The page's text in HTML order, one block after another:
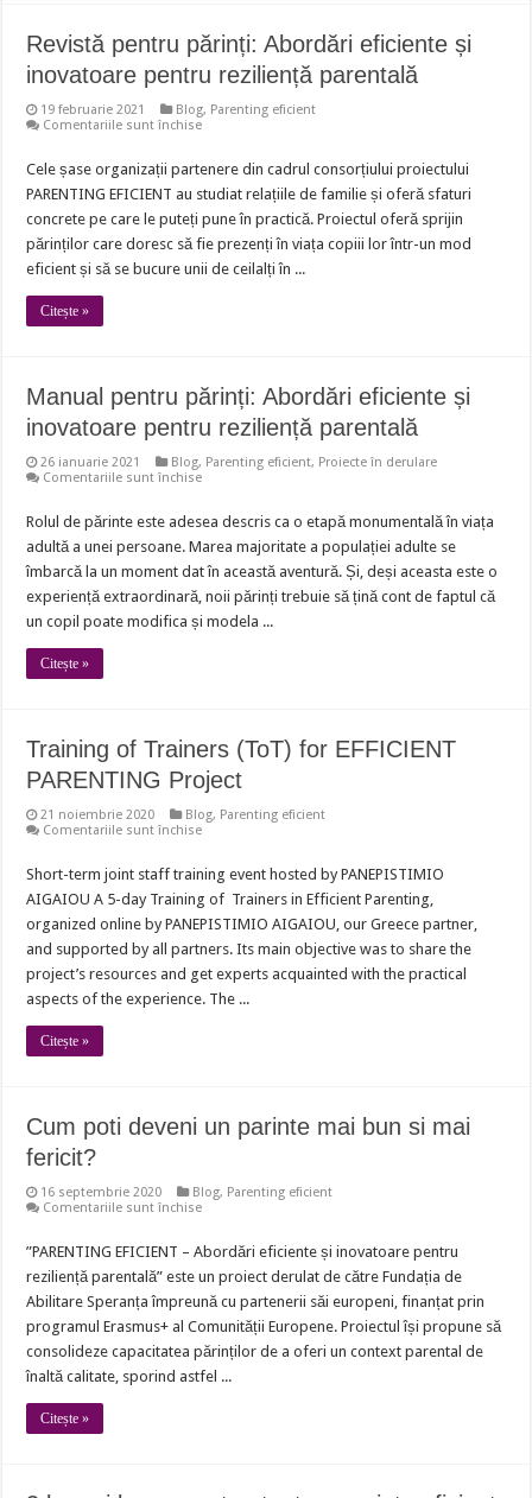
Revistă pentru părinți: Abordări eficiente și
inovatoare pentru reziliență parentală
19 februarie 2021 Blog, Parenting eficient
Comentariile sunt închisepentru
părinți:
Abordări
eficiente
și
inovatoare
pentru
reziliență
parentală
Cele șase organizații partenere din cadrul consorțiului proiectului
PARENTING EFICIENT au studiat relațiile de familie și oferă sfaturi
concrete pe care le puteți pune în practică. Proiectul oferă sprijin
părinților care doresc să fie prezenți în viața copiii lor într-un mod
eficient și să se bucure unii de ceilalți în ...
Citește »
Manual pentru părinți: Abordări eficiente și
inovatoare pentru reziliență parentală
26 ianuarie 2021 Blog, Parenting eficient, Proiecte în derulare
Comentariile sunt închisepentru
părinți:
eficiente
și
pentru
reziliență
parentală
Rolul de părinte este adesea descris ca o etapă monumentală în viața
adultă a unei persoane. Marea majoritate a populației adulte se
îmbarcă la un moment dat în această aventură. Și, deși aceasta este o
experiență extraordinară, noii părinți trebuie să țină cont de faptul că
un copil poate modifica și modela ...
Citește »
Training of Trainers (ToT) for EFFICIENT
PARENTING Project
21 noiembrie 2020 Blog, Parenting eficient
Comentariile sunt închisepentru
Trainers
(ToT)
for
EFFICIENT
Project
Short-term joint staff training event hosted by PANEPISTIMIO
AIGAIOU A 5-day Training of Trainers in Efficient Parenting,
organized online by PANEPISTIMIO AIGAIOU, our Greece partner,
and supported by all partners. Its main objective was to share the
project’s resources and get experts acquainted with the practical
aspects of the experience. The ...
Citește »
Cum poti deveni un parinte mai bun si mai
fericit?
16 septembrie 2020 Blog, Parenting eficient
Comentariile sunt închisepentru
deveni
parinte
mai
si
mai
fericit?
”PARENTING EFICIENT – Abordări eficiente și inovatoare pentru
reziliență parentală” este un proiect derulat de către Fundația de
Abilitare Speranța împreună cu partenerii săi europeni, finanțat prin
programul Erasmus+ al Comunității Europene. Proiectul își propune să
consolideze capacitatea părinților de a oferi un context parental de
înaltă calitate, sporind astfel ...
Citește »